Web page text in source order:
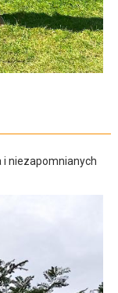
i niezapomnianych